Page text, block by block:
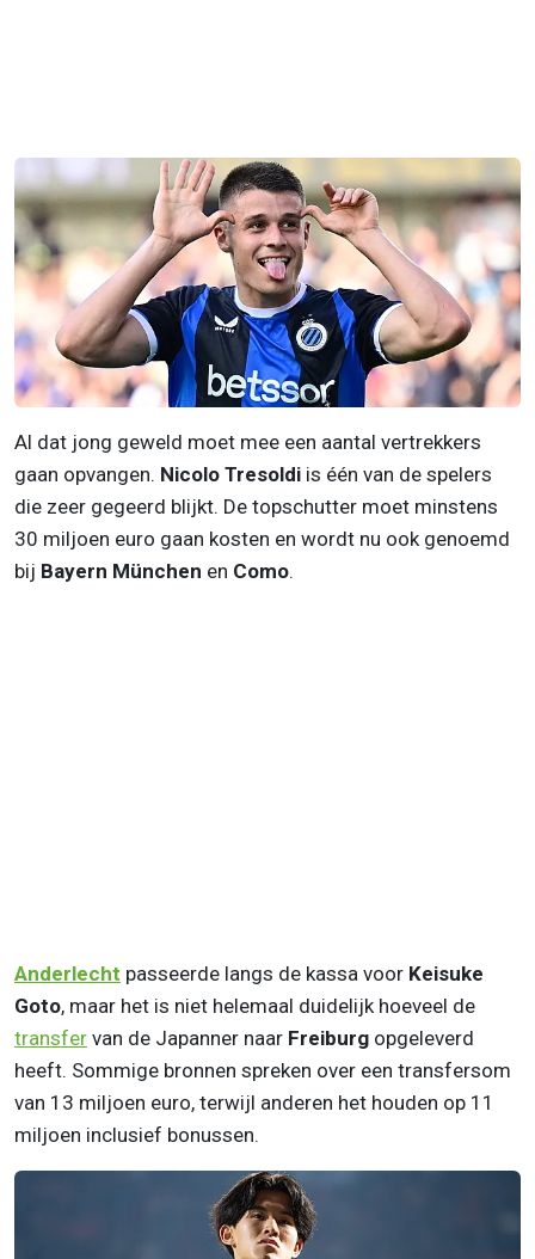
Al dat jong geweld moet mee een aantal vertrekkers
gaan opvangen. Nicolo Tresoldi is één van de spelers
die zeer gegeerd blijkt. De topschutter moet minstens
30 miljoen euro gaan kosten en wordt nu ook genoemd
bij Bayern München en Como.
Anderlecht passeerde langs de kassa voor Keisuke
Goto, maar het is niet helemaal duidelijk hoeveel de
transfer van de Japanner naar Freiburg opgeleverd
heeft. Sommige bronnen spreken over een transfersom
van 13 miljoen euro, terwijl anderen het houden op 11
miljoen inclusief bonussen.